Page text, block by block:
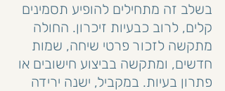
בשלב זה מתחילים להופיע תסמינים
קלים, לרוב כבעיות זיכרון. החולה
מתקשה לזכור פרטי שיחה, שמות
חדשים, ומתקשה בביצוע חישובים או
פתרון בעיות. במקביל, ישנה ירידה